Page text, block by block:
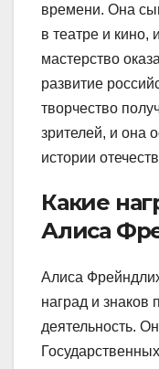
времени. Она
в театре и
мастерство
развитие
творчество
зрителей, и она
истории
Какие
Алиса
Алиса
наград и знаков
деятельность.